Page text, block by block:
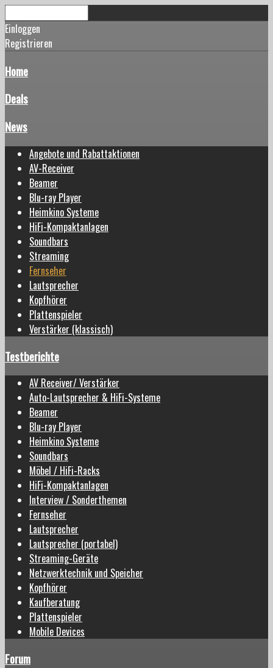
Einloggen
Registrieren
Home
Deals
News
Angebote und Rabattaktionen
AV-Receiver
Beamer
Blu-ray Player
Heimkino Systeme
HiFi-Kompaktanlagen
Soundbars
Streaming
Fernseher
Lautsprecher
Kopfhörer
Plattenspieler
Verstärker (klassisch)
Testberichte
AV Receiver/ Verstärker
Auto-Lautsprecher & HiFi-Systeme
Beamer
Blu-ray Player
Heimkino Systeme
Soundbars
Möbel / HiFi-Racks
HiFi-Kompaktanlagen
Interview / Sonderthemen
Fernseher
Lautsprecher
Lautsprecher (portabel)
Streaming-Geräte
Netzwerktechnik und Speicher
Kopfhörer
Kaufberatung
Plattenspieler
Mobile Devices
Forum